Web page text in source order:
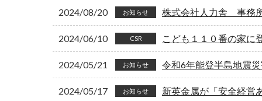
2024/08/20 お知らせ 株式会社人力舎 事務
2024/06/10 CSR こども１１０番の家に
2024/05/21 お知らせ 令和6年能登半島地震
2024/05/17 お知らせ 新英金属が「安全経